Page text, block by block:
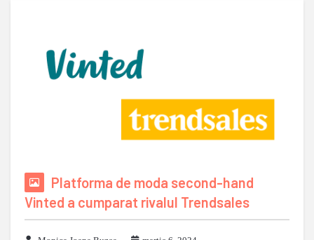
Platforma de moda second-hand
Vinted a cumparat rivalul Trendsales